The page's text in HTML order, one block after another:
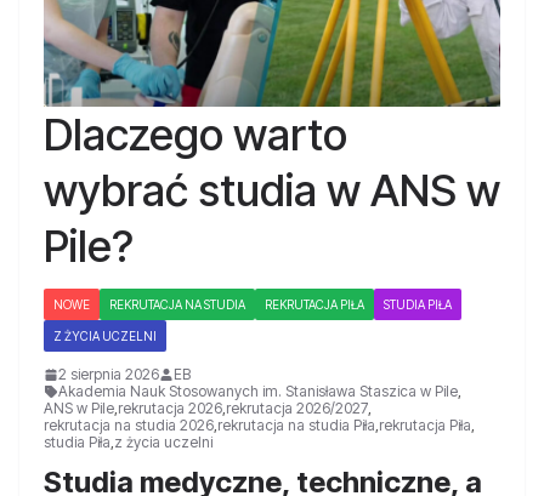
Dlaczego warto
wybrać studia w ANS w
Pile?
NOWE REKRUTACJA NA STUDIA REKRUTACJA PIŁA STUDIA PIŁA
Z ŻYCIA UCZELNI
2 sierpnia 2026
EB
Akademia Nauk Stosowanych im. Stanisława Staszica w Pile,
ANS w Pile,rekrutacja 2026,rekrutacja 2026/2027,
rekrutacja na studia 2026,rekrutacja na studia Piła,rekrutacja Piła,
studia Piła,z życia uczelni
Studia medyczne, techniczne, a